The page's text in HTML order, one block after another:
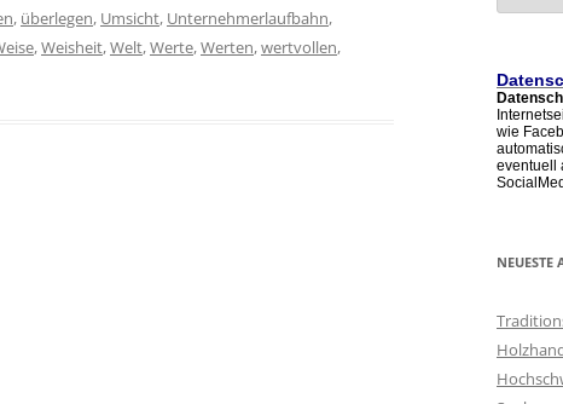
, überlegen, Umsicht, Unternehmerlaufbahn,
,Weisheit,Welt,Werte,Werten,wertvollen,
alle
wie
eventuell
NEUESTE